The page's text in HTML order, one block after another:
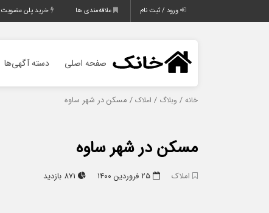
ورود / ثبت نام علاقه‌مندی ها خرید پلن عضویت
صفحه اصلی دسته آگهی‌ها
خانه / وبلاگ / املاک / مسکن در شهر ساوه
مسکن در شهر ساوه
املاک